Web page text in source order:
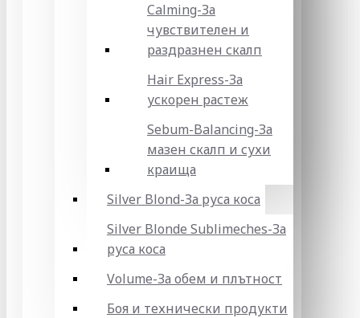
Calming-За
чувствителен и
раздразнен скалп
Hair Express-За
ускорен растеж
Sebum-Balancing-За
мазен скалп и сухи
краища
Silver Blond-За руса коса
Silver Blonde Sublіmeches-За
руса коса
Volume-За обем и плътност
Боя и технически продукти